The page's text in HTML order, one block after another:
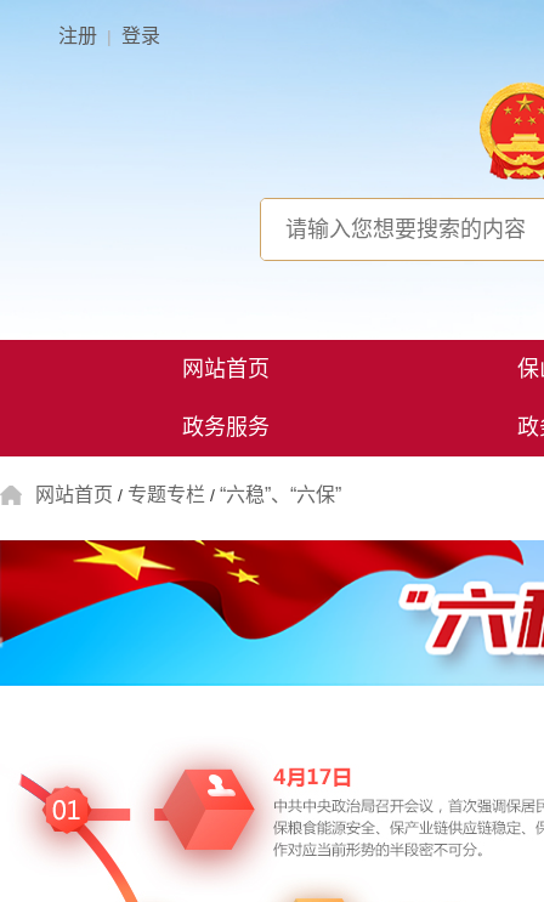
注册 | 登录
网站首页 保
政务服务 政
网站首页 / 专题专栏 / “六稳”、“六保”